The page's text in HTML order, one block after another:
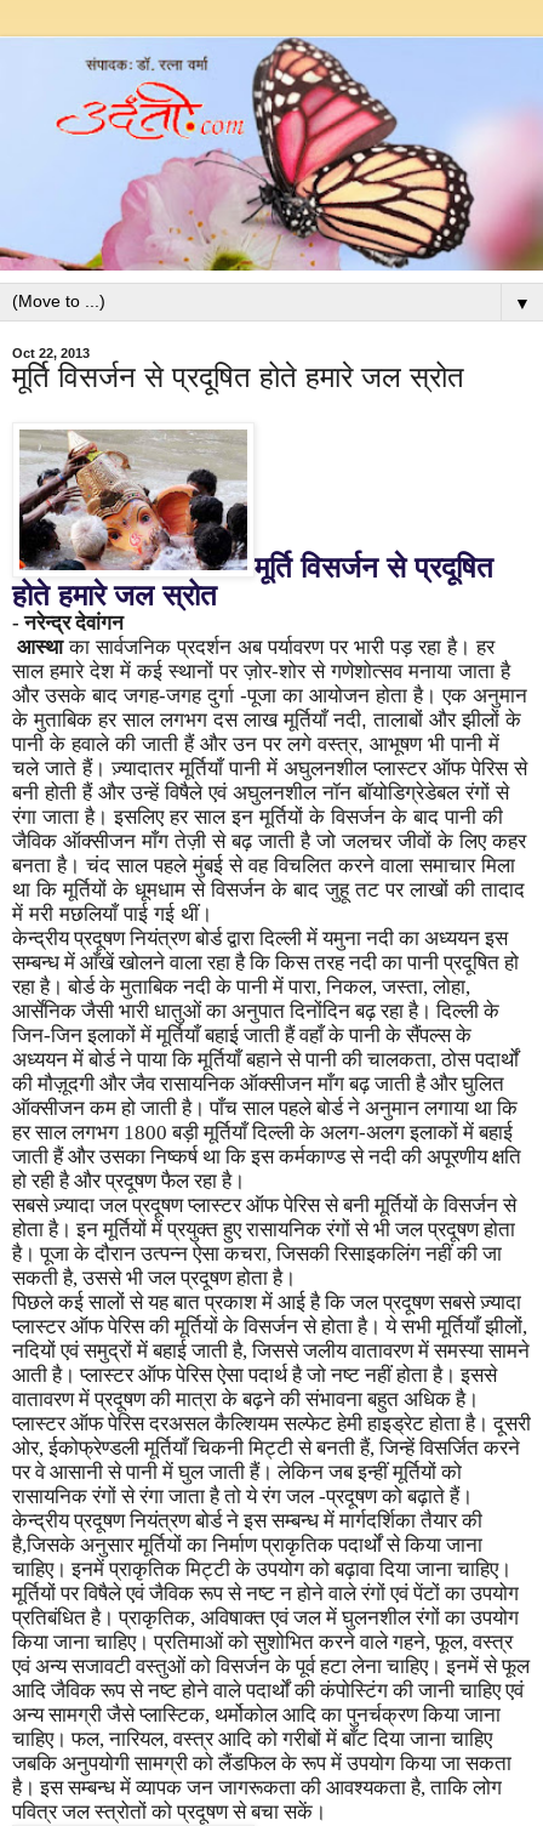
▼
Oct 22, 2013
मूर्ति विसर्जन से प्रदूषित होते हमारे जल स्रोत
मूर्ति विसर्जन से प्रदूषित
होते हमारे जल स्रोत
- नरेन्द्र देवांगन
आस्थाका सार्वजनिक प्रदर्शन अब पर्यावरण पर भारी पड़ रहा है। हर
साल हमारे देश में कई स्थानों पर ज़ोर-शोर से गणेशोत्सव मनाया जाता है
और उसके बाद जगह-जगह दुर्गा -पूजा का आयोजन होता है। एक अनुमान
के मुताबिक हर साल लगभग दस लाख मूर्तियाँ नदी,तालाबों और झीलों के
पानी के हवाले की जाती हैं और उन पर लगे वस्त्र, आभूषण भी पानी में
चले जाते हैं। ज़्यादातर मूर्तियाँ पानी में अघुलनशील प्लास्टर ऑफ पेरिस से
बनी होती हैं और उन्हें विषैले एवं अघुलनशील नॉन बॉयोडिग्रेडेबल रंगों से
रंगा जाता है। इसलिए हर साल इन मूर्तियों के विसर्जन के बाद पानी की
जैविक ऑक्सीजन माँग तेज़ी से बढ़ जाती है जो जलचर जीवों के लिए कहर
बनता है। चंद साल पहले मुंबई से वह विचलित करने वाला समाचार मिला
था कि मूर्तियों के धूमधाम से विसर्जन के बाद जुहू तट पर लाखों की तादाद
में मरी मछलियाँ पाई गई थीं।
केन्द्रीय प्रदूषण नियंत्रण बोर्ड द्वारा दिल्ली में यमुना नदी का अध्ययन इस
सम्बन्ध में आँखें खोलने वाला रहा है कि किस तरह नदी का पानी प्रदूषित हो
रहा है। बोर्ड के मुताबिक नदी के पानी में पारा,निकल,जस्ता,लोहा,
आर्सेनिक जैसी भारी धातुओं का अनुपात दिनोंदिन बढ़ रहा है। दिल्ली के
जिन-जिन इलाकों में मूर्तियाँ बहाई जाती हैं वहाँ के पानी के सैंपल्स के
अध्ययन में बोर्ड ने पाया कि मूर्तियाँ बहाने से पानी की चालकता,ठोस पदार्थों
की मौज़ूदगी और जैव रासायनिक ऑक्सीजन माँग बढ़ जाती है और घुलित
ऑक्सीजन कम हो जाती है। पाँच साल पहले बोर्ड ने अनुमान लगाया था कि
हर साल लगभग 1800 बड़ी मूर्तियाँ दिल्ली के अलग-अलग इलाकों में बहाई
जाती हैं और उसका निष्कर्ष था कि इस कर्मकाण्ड से नदी की अपूरणीय क्षति
हो रही है और प्रदूषण फैल रहा है।
सबसे ज़्यादा जल प्रदूषण प्लास्टर ऑफ पेरिस से बनी मूर्तियों के विसर्जन से
होता है। इन मूर्तियों में प्रयुक्त हुए रासायनिक रंगों से भी जल प्रदूषण होता
है। पूजा के दौरान उत्पन्न ऐसा कचरा,जिसकी रिसाइकलिंग नहीं की जा
सकती है,उससे भी जल प्रदूषण होता है।
पिछले कई सालों से यह बात प्रकाश में आई है कि जल प्रदूषण सबसे ज़्यादा
प्लास्टर ऑफ पेरिस की मूर्तियों के विसर्जन से होता है। ये सभी मूर्तियाँ झीलों,
नदियों एवं समुद्रों में बहाई जाती है,जिससे जलीय वातावरण में समस्या सामने
आती है। प्लास्टर ऑफ पेरिस ऐसा पदार्थ है जो नष्ट नहीं होता है। इससे
वातावरण में प्रदूषण की मात्रा के बढ़ने की संभावना बहुत अधिक है।
प्लास्टर ऑफ पेरिस दरअसल कैल्शियम सल्फेट हेमी हाइड्रेट होता है। दूसरी
ओर,ईकोफ्रेण्डली मूर्तियाँ चिकनी मिट्टी से बनती हैं,जिन्हें विसर्जित करने
पर वे आसानी से पानी में घुल जाती हैं। लेकिन जब इन्हीं मूर्तियों को
रासायनिक रंगों से रंगा जाता है तो ये रंग जल -प्रदूषण को बढ़ाते हैं।
केन्द्रीय प्रदूषण नियंत्रण बोर्ड ने इस सम्बन्ध में मार्गदर्शिका तैयार की
है,जिसके अनुसार मूर्तियों का निर्माण प्राकृतिक पदार्थों से किया जाना
चाहिए। इनमें प्राकृतिक मिट्टी के उपयोग को बढ़ावा दिया जाना चाहिए।
मूर्तियों पर विषैले एवं जैविक रूप से नष्ट न होने वाले रंगों एवं पेंटों का उपयोग
प्रतिबंधित है। प्राकृतिक, अविषाक्त एवं जल में घुलनशील रंगों का उपयोग
किया जाना चाहिए। प्रतिमाओं को सुशोभित करने वाले गहने,फूल,वस्त्र
एवं अन्य सजावटी वस्तुओं को विसर्जन के पूर्व हटा लेना चाहिए। इनमें से फूल
आदि जैविक रूप से नष्ट होने वाले पदार्थों की कंपोस्टिंग की जानी चाहिए एवं
अन्य सामग्री जैसे प्लास्टिक, थर्मोकोल आदि का पुनर्चक्रण किया जाना
चाहिए। फल,नारियल,वस्त्र आदि को गरीबों में बाँट दिया जाना चाहिए
जबकि अनुपयोगी सामग्री को लैंडफिल के रूप में उपयोग किया जा सकता
है। इस सम्बन्ध में व्यापक जन जागरूकता की आवश्यकता है,ताकि लोग
पवित्र जल स्त्रोतों को प्रदूषण से बचा सकें।